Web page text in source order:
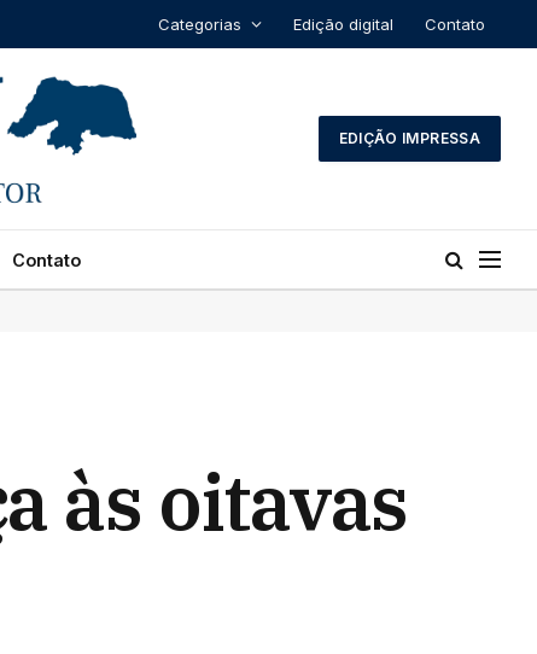
Categorias Edição digital Contato
EDIÇÃO IMPRESSA
Contato
às oitavas